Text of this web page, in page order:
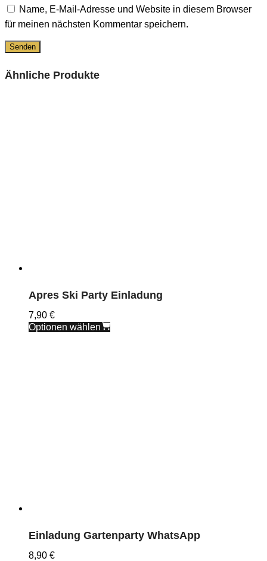
Name, E-Mail-Adresse und Website in diesem Browser
für meinen nächsten Kommentar speichern.
Ähnliche Produkte
Apres Ski Party Einladung
7,90 €
Optionen wählen
Einladung Gartenparty WhatsApp
8,90 €